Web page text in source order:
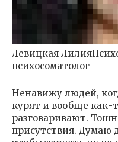
Левицкая
психосоматолог
Ненавижу людей,
курят и вообще как-
разговаривают.
присутствия. Думаю